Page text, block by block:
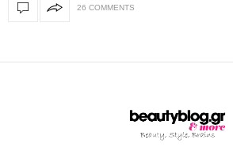
26 COMMENTS